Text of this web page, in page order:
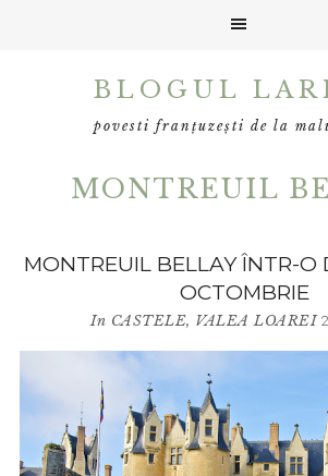
BLOGUL
povesti franțuzești de la
MONTREUIL
MONTREUIL BELLAY ÎNTR-O
OCTOMBRIE
In CASTELE, VALEA LOAREI